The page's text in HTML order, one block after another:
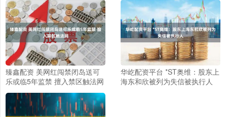
臻鑫配资 美网红闯禁闭岛送可
乐或临5年监禁 擅入禁区触法网
华屹配资平台 *ST奥维：股东上
海东和欣被列为失信被执行人